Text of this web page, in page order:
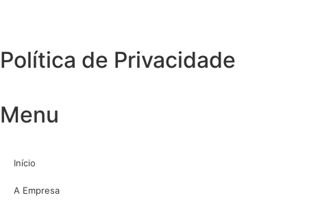
Política de Privacidade
Menu
Início
A Empresa